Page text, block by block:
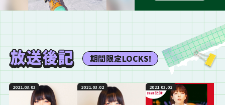
期間限定LOCKS!
2021.03.03 2021.03.02 2021.03.02